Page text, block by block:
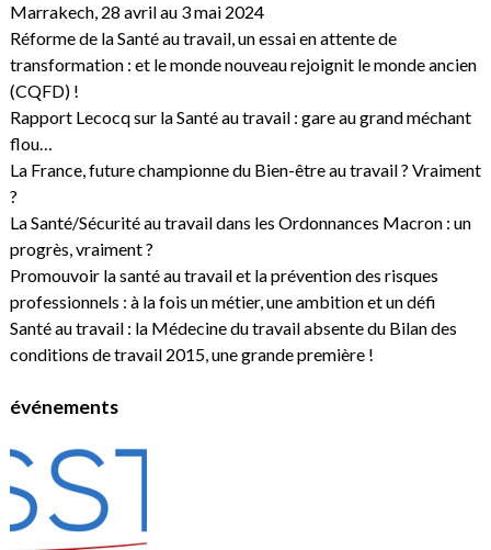
Marrakech, 28 avril au 3 mai 2024
Réforme de la Santé au travail, un essai en attente de
transformation : et le monde nouveau rejoignit le monde ancien
(CQFD) !
Rapport Lecocq sur la Santé au travail : gare au grand méchant
flou…
La France, future championne du Bien-être au travail ? Vraiment
?
La Santé/Sécurité au travail dans les Ordonnances Macron : un
progrès, vraiment ?
Promouvoir la santé au travail et la prévention des risques
professionnels : à la fois un métier, une ambition et un défi
Santé au travail : la Médecine du travail absente du Bilan des
conditions de travail 2015, une grande première !
événements